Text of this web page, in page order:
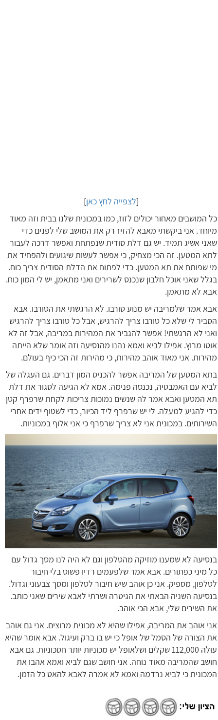
[לצפייה לחץ כאן]
כל המושבים מאחור יכולים לזוז, כמו במכונית שלנו בבית וזה מאוד
מיוחד. אני ביקשתי מאבא להזיז רק את המושב שלי לפנים כדי
שאני אשיג תמיד. יש גם דלת סודית שנפתחת ואפשר דרכה לעבור
לתא המטען. זה הכי מצחיק, כי אפשר לעשות שיגועים ולהפחיד את
מי שפותח את תא המטען. כדי לפתוח את הדלת הסודית צריך כוח.
בגלל שאני אוכל חלבון שנכנס לשרירים ואני מתאמן, יש לי המון כוח.
אבא לא מתאמן.
אבא אמר שלמריבה יש מנוע טורבו. לא הרגשתי את הטורבו. אבא
הסביר לי שלא כל טורבו צריך להרגיש, אבל כל טורבו צריך להרגיש
ואני לא הרגשתי! אפשר להגביר את המהירות במריבה, אבל זה לא
אוטו מרוץ. אפילו לביא ואמא נהנו מהנסיעה וזה אומר שלא הייתה
מהירות. אני מאוד אוהב מהירות, כי מהירות זה הכי כיף בעולם.
בתא המטען של המריבה אפשר להכניס המון דברים. גם העגלה של
לביא עם האמבטיה, נכנסה פנימה. אמא לא הגיעה לסגור את דלת
תא המטען ואבא אמר לה שנשים נמוכות צריכות לקחת שרפרף קטן
כדי להגיע למעלה. לי יש שרפרף ליד הכיור, כדי לשטוף ידים אחרי
השירותים. במכונית אני לא צריך שרפרף כי אני אלוף במכוניות.
בנסיעה לא שמענו מוזיקה מהטלפון וגם לא היה לנו מסך גדול עם
כל מיני כפתורים. אבא אמר שלפעמים רדיו פשוט בלי חיבור
לטלפון, מספיק. אני כן אוהב שיש חיבור לטלפון ומסך צבעוני וגדול.
בנסיעה השניה הבאתי את הגיטרה ושרתי לאבא שירים שאני כותב.
את השירים שלי, אבא הכי אוהב.
אני אוהב את המריבה, אפילו שהיא לא מכונית מרוצים. אני גם אוהב
את הצורה של הסמל של אופל כי יש בו ברק ועיגול. אבא אומר שהיא
עולה 112,000 שקלים ושלאופל יש מכוניות יותר חסכוניות. גם אבא
חושב שהמריבה מאוד נוחה. אני חושב שגם לביא ואמא אהבו את
המכונית כי לביא נרדמה ואמא לא אמרה לאבא להאט כל הזמן.